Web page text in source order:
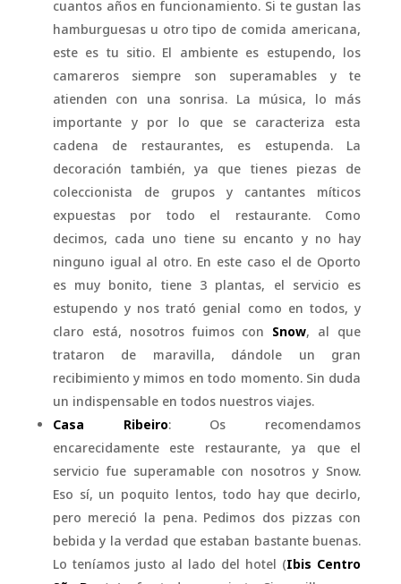
cuantos años en funcionamiento. Si te gustan las
hamburguesas u otro tipo de comida americana,
este es tu sitio. El ambiente es estupendo, los
camareros siempre son superamables y te
atienden con una sonrisa. La música, lo más
importante y por lo que se caracteriza esta
cadena de restaurantes, es estupenda. La
decoración también, ya que tienes piezas de
coleccionista de grupos y cantantes míticos
expuestas por todo el restaurante. Como
decimos, cada uno tiene su encanto y no hay
ninguno igual al otro. En este caso el de Oporto
es muy bonito, tiene 3 plantas, el servicio es
estupendo y nos trató genial como en todos, y
claro está, nosotros fuimos con Snow, al que
trataron de maravilla, dándole un gran
recibimiento y mimos en todo momento. Sin duda
un indispensable en todos nuestros viajes.
Casa Ribeiro: Os recomendamos
encarecidamente este restaurante, ya que el
servicio fue superamable con nosotros y Snow.
Eso sí, un poquito lentos, todo hay que decirlo,
pero mereció la pena. Pedimos dos pizzas con
bebida y la verdad que estaban bastante buenas.
Lo teníamos justo al lado del hotel (Ibis Centro